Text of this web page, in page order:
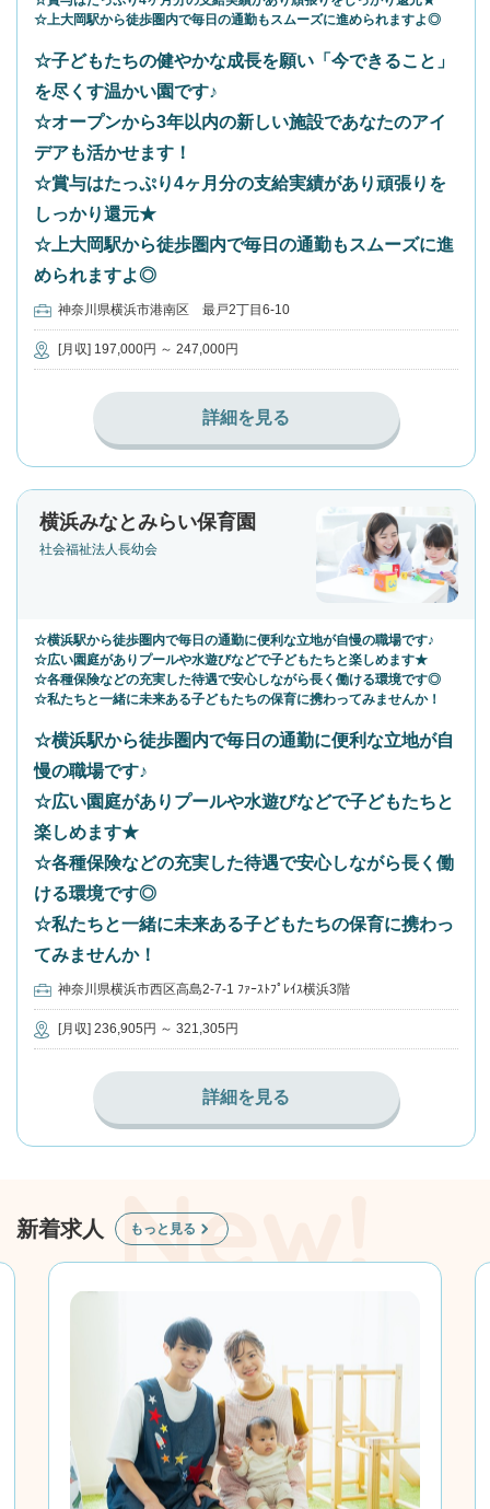
☆上大岡駅から徒歩圏内で毎日の通勤もスムーズに進められますよ◎
☆子どもたちの健やかな成長を願い「今できること」
を尽くす温かい園です♪
☆オープンから3年以内の新しい施設であなたのアイ
デアも活かせます！
☆賞与はたっぷり4ヶ月分の支給実績があり頑張りを
しっかり還元★
☆上大岡駅から徒歩圏内で毎日の通勤もスムーズに進
められますよ◎
神奈川県横浜市港南区 最戸2丁目6-10
[月収] 197,000円 ～ 247,000円
詳細を見る
横浜みなとみらい保育園
社会福祉法人長幼会
☆横浜駅から徒歩圏内で毎日の通勤に便利な立地が自慢の職場です♪
☆広い園庭がありプールや水遊びなどで子どもたちと楽しめます★
☆各種保険などの充実した待遇で安心しながら長く働ける環境です◎
☆私たちと一緒に未来ある子どもたちの保育に携わってみませんか！
☆横浜駅から徒歩圏内で毎日の通勤に便利な立地が自
慢の職場です♪
☆広い園庭がありプールや水遊びなどで子どもたちと
楽しめます★
☆各種保険などの充実した待遇で安心しながら長く働
ける環境です◎
☆私たちと一緒に未来ある子どもたちの保育に携わっ
てみませんか！
神奈川県横浜市西区高島2-7-1 ﾌｧｰｽﾄﾌﾟﾚｲｽ横浜3階
[月収] 236,905円 ～ 321,305円
詳細を見る
新着求人 もっと見る